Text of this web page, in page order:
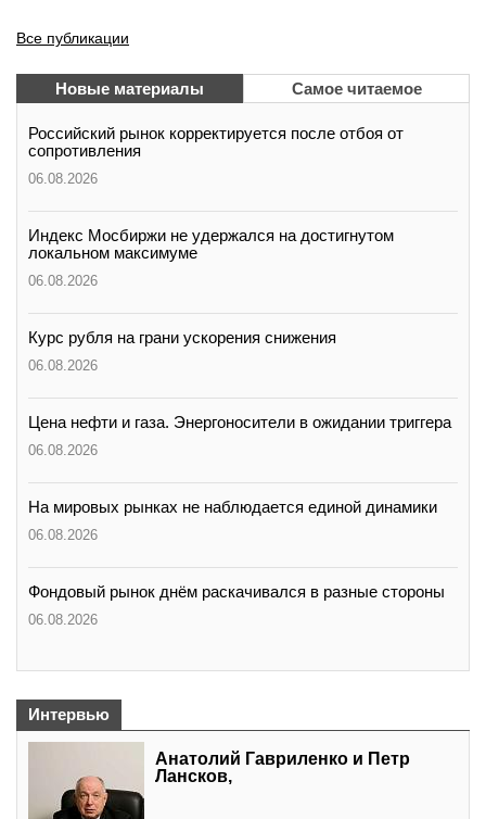
Все публикации
Новые материалы Самое читаемое
Российский рынок корректируется после отбоя от
сопротивления
06.08.2026
Индекс Мосбиржи не удержался на достигнутом
локальном максимуме
06.08.2026
Курс рубля на грани ускорения снижения
06.08.2026
Цена нефти и газа. Энергоносители в ожидании триггера
06.08.2026
На мировых рынках не наблюдается единой динамики
06.08.2026
Фондовый рынок днём раскачивался в разные стороны
06.08.2026
Интервью
Анатолий Гавриленко и Петр
Лансков,